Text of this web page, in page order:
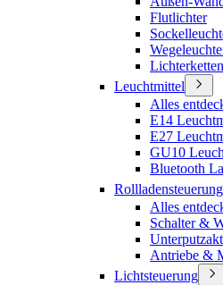
Flutlichter
Lichterketten
Leuchtmittel
Alles
E14
E27
GU10
Bluetooth
Rollladensteuerung
Alles
Schalter &
Antriebe &
Lichtsteuerung